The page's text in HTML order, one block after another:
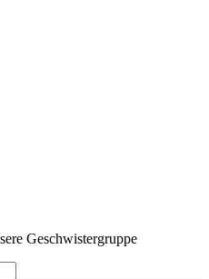
Geschwistergruppe